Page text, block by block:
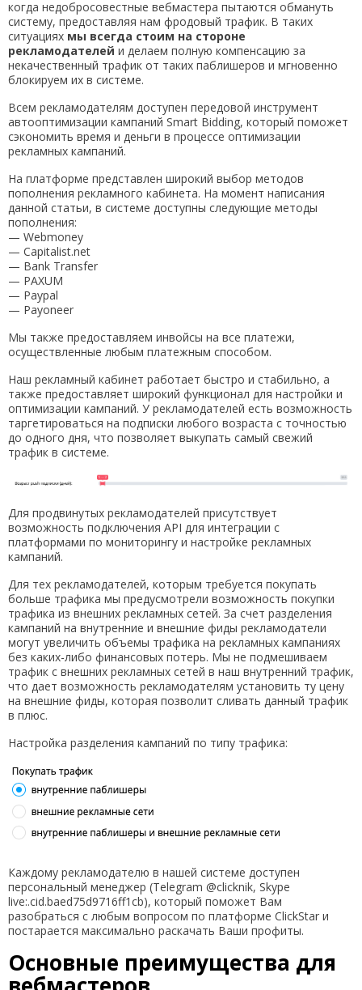
когда недобросовестные вебмастера пытаются обмануть
систему, предоставляя нам фродовый трафик. В таких
ситуациях мы всегда стоим на стороне
рекламодателей и делаем полную компенсацию за
некачественный трафик от таких паблишеров и мгновенно
блокируем их в системе.
Всем рекламодателям доступен передовой инструмент
автооптимизации кампаний Smart Bidding, который поможет
сэкономить время и деньги в процессе оптимизации
рекламных кампаний.
На платформе представлен широкий выбор методов
пополнения рекламного кабинета. На момент написания
данной статьи, в системе доступны следующие методы
пополнения:
— Webmoney
— Capitalist.net
— Bank Transfer
— PAXUM
— Paypal
— Payoneer
Мы также предоставляем инвойсы на все платежи,
осуществленные любым платежным способом.
Наш рекламный кабинет работает быстро и стабильно, а
также предоставляет широкий функционал для настройки и
оптимизации кампаний. У рекламодателей есть возможность
таргетироваться на подписки любого возраста с точностью
до одного дня, что позволяет выкупать самый свежий
трафик в системе.
Для продвинутых рекламодателей присутствует
возможность подключения API для интеграции с
платформами по мониторингу и настройке рекламных
кампаний.
Для тех рекламодателей, которым требуется покупать
больше трафика мы предусмотрели возможность покупки
трафика из внешних рекламных сетей. За счет разделения
кампаний на внутренние и внешние фиды рекламодатели
могут увеличить объемы трафика на рекламных кампаниях
без каких-либо финансовых потерь. Мы не подмешиваем
трафик с внешних рекламных сетей в наш внутренний трафик,
что дает возможность рекламодателям установить ту цену
на внешние фиды, которая позволит сливать данный трафик
в плюс.
Настройка разделения кампаний по типу трафика:
Каждому рекламодателю в нашей системе доступен
персональный менеджер (Telegram @clicknik, Skype
live:.cid.baed75d9716ff1cb), который поможет Вам
разобраться с любым вопросом по платформе ClickStar и
постарается максимально раскачать Ваши профиты.
Основные преимущества для